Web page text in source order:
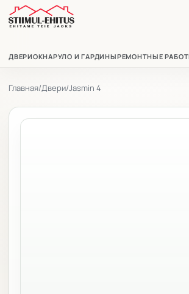
ДВЕРИОКНАРУЛО И ГАРДИНЫРЕМОНТНЫЕ
Главная/Двери/Jasmin 4